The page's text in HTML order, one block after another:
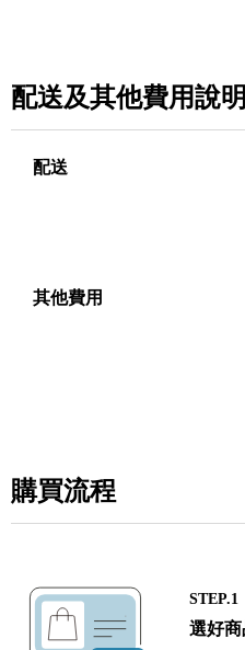
配送及其他費用說明
配送
其他費用
購買流程
STEP.1
選好商